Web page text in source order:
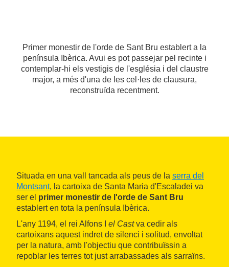
Primer monestir de l'orde de Sant Bru establert a la
península Ibèrica. Avui es pot passejar pel recinte i
contemplar-hi els vestigis de l'església i del claustre
major, a més d'una de les cel·les de clausura,
reconstruïda recentment.
Situada en una vall tancada als peus de la serra del
Montsant, la cartoixa de Santa Maria d'Escaladei va
ser el primer monestir de l'orde de Sant Bru
establert en tota la península Ibèrica.
L'any 1194, el rei Alfons I el Castva cedir als
cartoixans aquest indret de silenci i solitud, envoltat
per la natura, amb l'objectiu que contribuïssin a
repoblar les terres tot just arrabassades als sarraïns.